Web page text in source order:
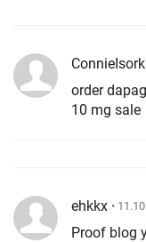
ConnieIsork
order
10 mg sale
ehkkx •
Proof blog